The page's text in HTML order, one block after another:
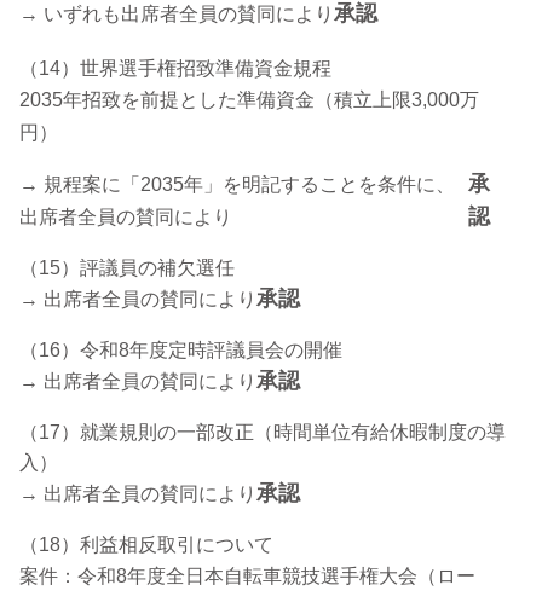
→ いずれも出席者全員の賛同により 承認
（14）世界選手権招致準備資金規程
2035年招致を前提とした準備資金（積立上限3,000万
円）
→ 規程案に「2035年」を明記することを条件に、
出席者全員の賛同により
承
認
（15）評議員の補欠選任
→ 出席者全員の賛同により 承認
（16）令和8年度定時評議員会の開催
→ 出席者全員の賛同により 承認
（17）就業規則の一部改正（時間単位有給休暇制度の導
入）
→ 出席者全員の賛同により 承認
（18）利益相反取引について
案件：令和8年度全日本自転車競技選手権大会（ロー